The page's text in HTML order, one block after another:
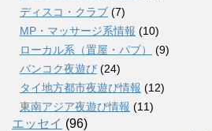
ディスコ・クラブ (7)
MP・マッサージ系情報 (10)
ローカル系（置屋・パブ）
(9)
バンコク夜遊び (24)
タイ地方都市夜遊び情報 (12)
東南アジア夜遊び情報 (11)
エッセイ (96)